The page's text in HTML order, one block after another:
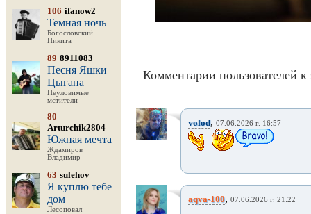
106 ifanow2
Темная ночь
Богословский
Никита
89 8911083
Песня Яшки
Цыгана
Неуловимые
мстители
80
Arturchik2804
Южная мечта
Ждамиров
Владимир
63 sulehov
Я куплю тебе
дом
Лесоповал
Комментарии пользователей к
volod, 07.06.2026 г. 16:57
aqva-100, 07.06.2026 г. 21:22